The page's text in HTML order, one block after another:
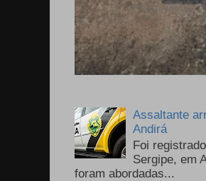
Assaltante
Andirá
Foi
Sergipe, em
foram abordadas...